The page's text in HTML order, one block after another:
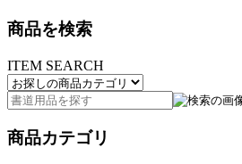
商品を検索
ITEM SEARCH
商品カテゴリ